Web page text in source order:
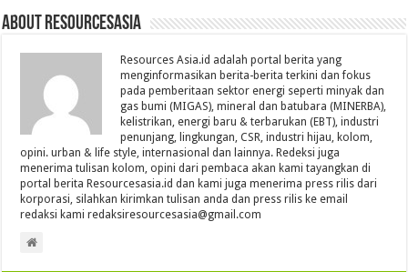
About Resourcesasia
Resources Asia.id adalah portal berita yang
menginformasikan berita-berita terkini dan fokus
pada pemberitaan sektor energi seperti minyak dan
gas bumi (MIGAS), mineral dan batubara (MINERBA),
kelistrikan, energi baru & terbarukan (EBT), industri
penunjang, lingkungan, CSR, industri hijau, kolom,
opini. urban & life style, internasional dan lainnya. Redeksi juga
menerima tulisan kolom, opini dari pembaca akan kami tayangkan di
portal berita Resourcesasia.id dan kami juga menerima press rilis dari
korporasi, silahkan kirimkan tulisan anda dan press rilis ke email
redaksi kami redaksiresourcesasia@gmail.com